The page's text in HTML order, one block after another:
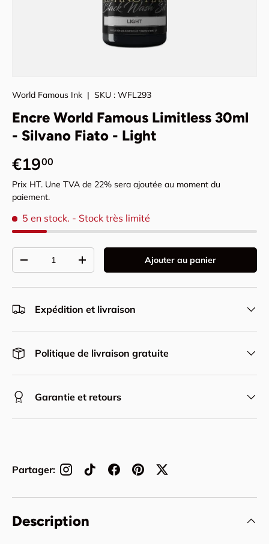
World Famous Ink | SKU : WFL293
Encre World Famous Limitless 30ml
- Silvano Fiato - Light
Prix habituel
€1900
Prix HT. Une TVA de 22% sera ajoutée au moment du
paiement.
5 en stock. - Stock très limité
Diminuer la quantitéAugmenter la quantitéAjouter au panier
Expédition et livraison
Politique de livraison gratuite
Garantie et retours
Partager:
Description